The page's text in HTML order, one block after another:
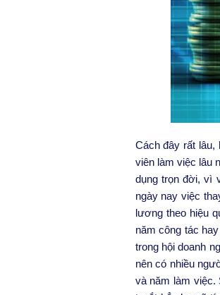
Cách đây rất lâu,
viên làm việc lâu
dụng trọn đời, vì
ngày nay việc
lương theo hiệu
năm công tác
trong hội doanh
nên có nhiều
và năm làm việc.